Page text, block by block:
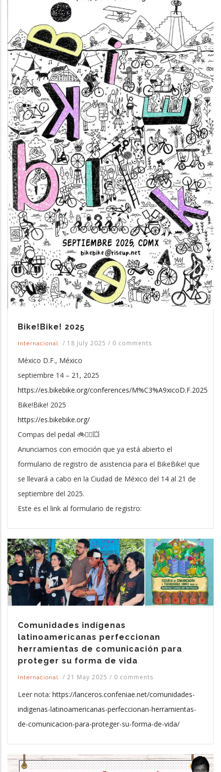
Bike!Bike! 2025
Internacional / 18 July 2025 / 0 comments
México D.F., México
septiembre 14 – 21, 2025
https://es.bikebike.org/conferences/M%C3%A9xicoD.F.2025
Bike!Bike! 2025
https://es.bikebike.org/
Compas del pedal 🚲🏴‍☠️💥
Anunciamos con emoción que ya está abierto el
formulario de registro de asistencia para el BikeBike! que
se llevará a cabo en la Ciudad de México del 14 al 21 de
septiembre del 2025.
Este es el link al formulario de registro:
Comunidades indígenas
latinoamericanas perfeccionan
herramientas de comunicación para
proteger su forma de vida
Internacional / 21 May 2025 / 0 comments
Leer nota: https://lanceros.confeniae.net/comunidades-
indigenas-latinoamericanas-perfeccionan-herramientas-
de-comunicacion-para-proteger-su-forma-de-vida/